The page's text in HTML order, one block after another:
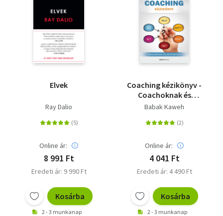
Elvek
Ray Dalio
Online ár:
8 991 Ft
Eredeti ár: 9 990 Ft
Kosárba
2 - 3 munkanap
Coaching kézikönyv -
Coachoknak és
oktatóknak
Babak Kaweh
Online ár:
4 041 Ft
Eredeti ár: 4 490 Ft
Kosárba
2 - 3 munkanap